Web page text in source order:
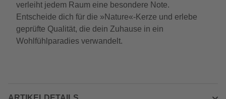
verleiht jedem Raum eine besondere Note.
Entscheide dich für die »Nature«-Kerze und erlebe
geprüfte Qualität, die dein Zuhause in ein
Wohlfühlparadies verwandelt.